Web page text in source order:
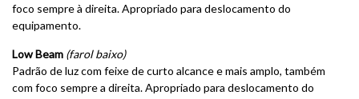
foco sempre à direita. Apropriado para deslocamento do
equipamento.
Low Beam (farol baixo)
Padrão de luz com feixe de curto alcance e mais amplo, também
com foco sempre a direita. Apropriado para deslocamento do